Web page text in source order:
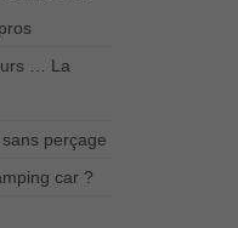
… La
perçage
car ?